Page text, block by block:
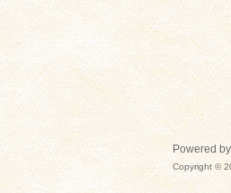
Powered by
Copyright ©